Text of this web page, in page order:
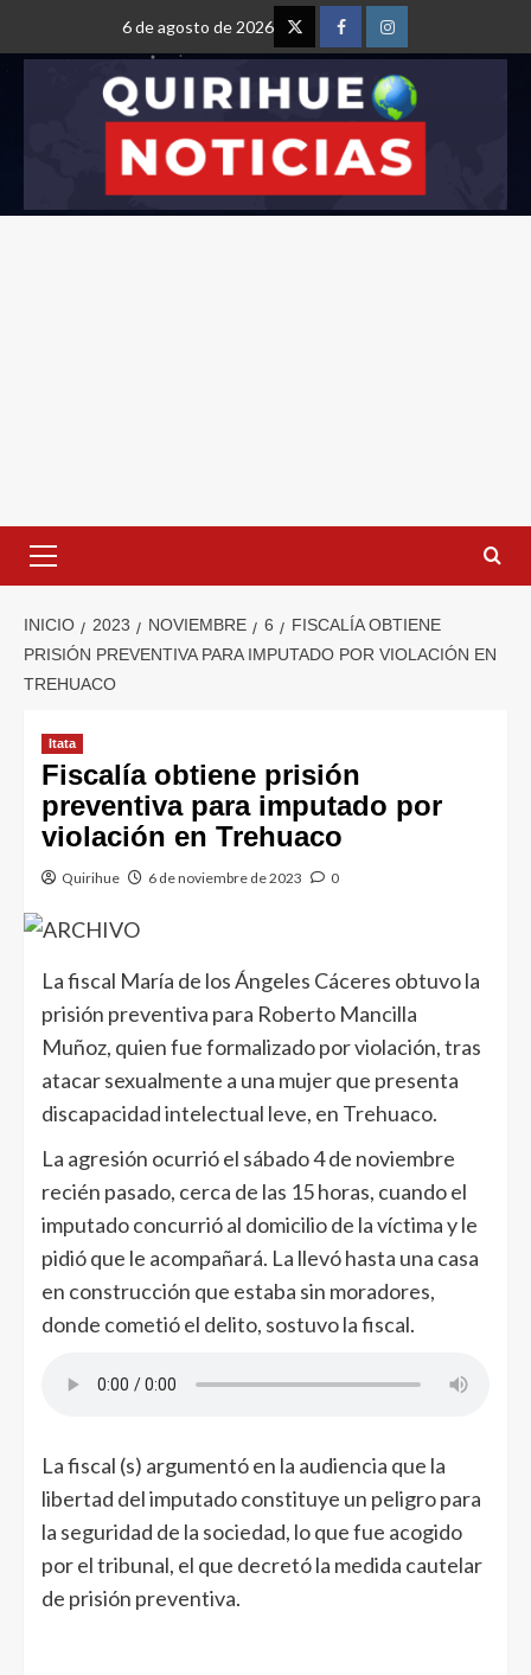
6 de agosto de 2026
INICIO 2023 NOVIEMBRE 6
FISCALÍA OBTIENE
PRISIÓN PREVENTIVA PARA IMPUTADO POR VIOLACIÓN EN
TREHUACO
Itata
Fiscalía obtiene prisión
preventiva para imputado por
violación en Trehuaco
Quirihue 6 de noviembre de 2023 0
La fiscal María de los Ángeles Cáceres obtuvo la
prisión preventiva para Roberto Mancilla
Muñoz, quien fue formalizado por violación, tras
atacar sexualmente a una mujer que presenta
discapacidad intelectual leve, en Trehuaco.
La agresión ocurrió el sábado 4 de noviembre
recién pasado, cerca de las 15 horas, cuando el
imputado concurrió al domicilio de la víctima y le
pidió que le acompañará. La llevó hasta una casa
en construcción que estaba sin moradores,
donde cometió el delito, sostuvo la fiscal.
La fiscal (s) argumentó en la audiencia que la
libertad del imputado constituye un peligro para
la seguridad de la sociedad, lo que fue acogido
por el tribunal, el que decretó la medida cautelar
de prisión preventiva.